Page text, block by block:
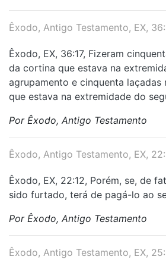
Êxodo, Antigo Testamento, EX,
Êxodo, EX, 36:17, Fizeram
da cortina que estava na
agrupamento e cinquenta
que estava na extremidade do
Por Êxodo, Antigo Testamento
Êxodo, Antigo Testamento, EX,
Êxodo, EX, 22:12, Porém, se, de
sido furtado, terá de pagá-lo ao
Por Êxodo, Antigo Testamento
Êxodo, Antigo Testamento, EX,